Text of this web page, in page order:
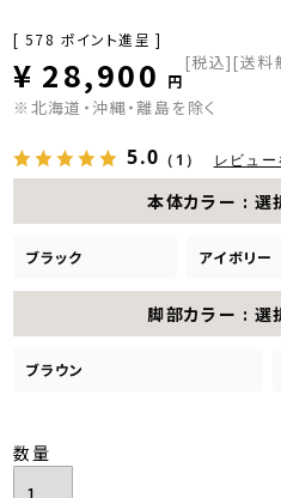
[ 578 ポイント進呈 ]
¥ 28,900 税込 [送料
※北海道・沖縄・離島を除く
5.0 （1） レビュー
本体カラー 選
ブラック アイボリー
脚部カラー 選
ブラウン